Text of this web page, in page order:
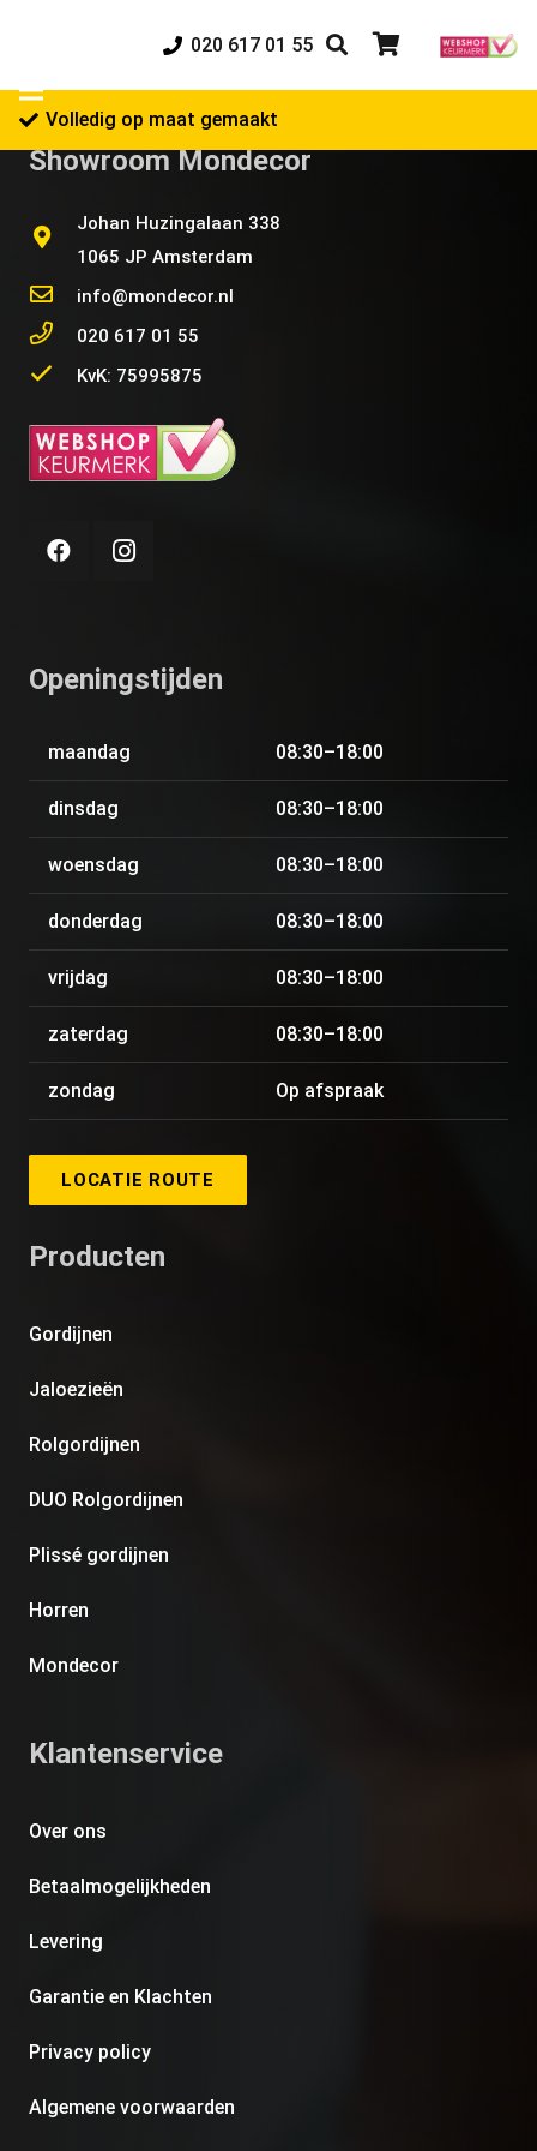
020 617 01 55
Volledig op maat gemaakt
Showroom Mondecor
Johan Huzingalaan 338
1065 JP Amsterdam
info@mondecor.nl
020 617 01 55
KvK: 75995875
Openingstijden
maandag 08:30–18:00
dinsdag 08:30–18:00
woensdag 08:30–18:00
donderdag 08:30–18:00
vrijdag 08:30–18:00
zaterdag 08:30–18:00
zondag Op afspraak
LOCATIE ROUTE
Producten
Gordijnen
Jaloezieën
Rolgordijnen
DUO Rolgordijnen
Plissé gordijnen
Horren
Mondecor
Klantenservice
Over ons
Betaalmogelijkheden
Levering
Garantie en Klachten
Privacy policy
Algemene voorwaarden